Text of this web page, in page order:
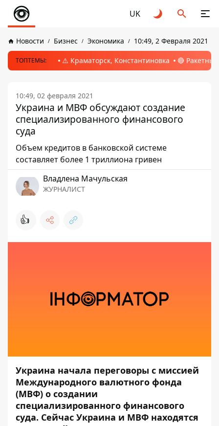
UK
Новости Бизнес Экономика 10:49, 2 Февраля 2021
ТОПТЕМЫ: ⚠️ Краматорск, Константиновка 🔴
10:49, 02 февраля 2021
Украина и МВФ обсуждают создание
специализированного финансового
суда
Объем кредитов в банковской системе
составляет более 1 триллиона гривен
Владлена Мачульская
ЖУРНАЛИСТ
👍
Украина начала переговоры с миссией
Международного валютного фонда
(МВФ) о создании
специализированного финансового
суда. Сейчас Украина и МВФ находятся